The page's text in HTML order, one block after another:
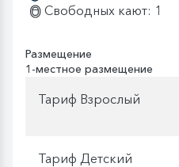
Свободных кают: 1
Размещение
1-местное размещение
Тариф Взрослый
Тариф Детский